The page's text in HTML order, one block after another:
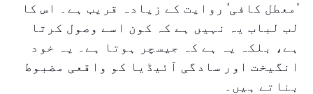
'معطل کافی' روایت کے زیادہ قریب ہے۔ اس کا
لب لباب یہ نہیں ہے کہ کون اسے وصول کرتا
ہے، بلکہ یہ ہے کہ جیسچر ہوتا ہے۔ یہ خود
انگیخت اور سادگی آئیڈیا کو واقعی مضبوط
بناتے ہیں۔